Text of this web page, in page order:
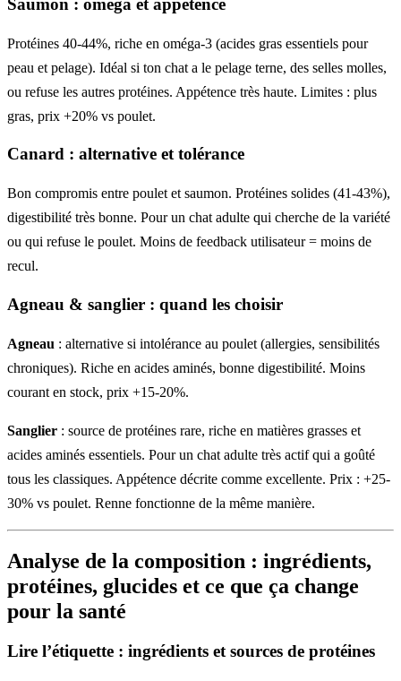
Saumon : oméga et appétence
Protéines 40-44%, riche en oméga-3 (acides gras essentiels pour
peau et pelage). Idéal si ton chat a le pelage terne, des selles molles,
ou refuse les autres protéines. Appétence très haute. Limites : plus
gras, prix +20% vs poulet.
Canard : alternative et tolérance
Bon compromis entre poulet et saumon. Protéines solides (41-43%),
digestibilité très bonne. Pour un chat adulte qui cherche de la variété
ou qui refuse le poulet. Moins de feedback utilisateur = moins de
recul.
Agneau & sanglier : quand les choisir
Agneau : alternative si intolérance au poulet (allergies, sensibilités
chroniques). Riche en acides aminés, bonne digestibilité. Moins
courant en stock, prix +15-20%.
Sanglier : source de protéines rare, riche en matières grasses et
acides aminés essentiels. Pour un chat adulte très actif qui a goûté
tous les classiques. Appétence décrite comme excellente. Prix : +25-
30% vs poulet. Renne fonctionne de la même manière.
Analyse de la composition : ingrédients,
protéines, glucides et ce que ça change
pour la santé
Lire l’étiquette : ingrédients et sources de protéines